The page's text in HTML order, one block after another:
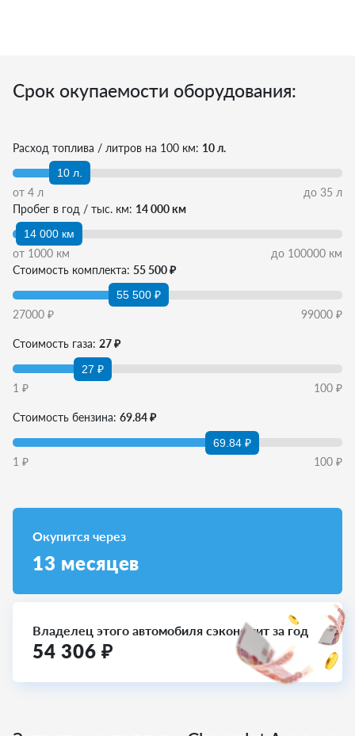
Срок окупаемости оборудования:
Расход топлива / литров на 100 км: 10 л.
10 л.
от 4 л до 35 л
Пробег в год / тыс. км: 14 000 км
14 000 км
от 1000 км до 100000 км
Стоимость комплекта: 55 500 ₽
55 500 ₽
27000 ₽ 99000 ₽
Стоимость газа: 27 ₽
27 ₽
1 ₽ 100 ₽
Стоимость бензина: 69.84 ₽
69.84 ₽
1 ₽ 100 ₽
Окупится через
13 месяцев
Владелец этого автомобиля сэкономит за год
54 306 ₽